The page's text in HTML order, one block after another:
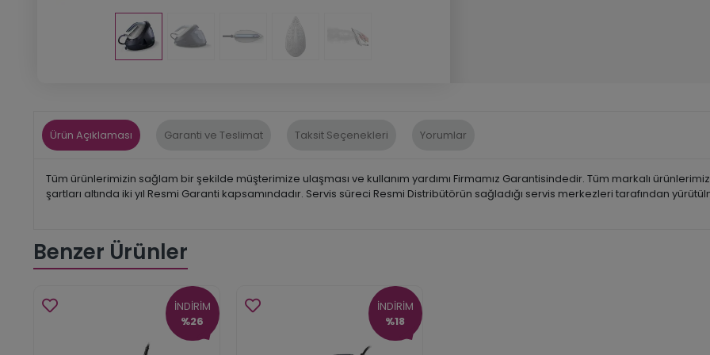
Ürün Açıklaması Garanti ve Teslimat Taksit Seçenekleri Yorumlar
Tüm ürünlerimizin sağlam bir şekilde müşterimize ulaşması ve kullanım yardımı Firmamız Garantisindedir. Tüm markalı
şartları altında iki yıl Resmi Garanti kapsamındadır. Servis süreci Resmi Distribütörün sağladığı servis merkezleri tarafından
Benzer Ürünler
İNDİRİM
%26
İNDİRİM
%18